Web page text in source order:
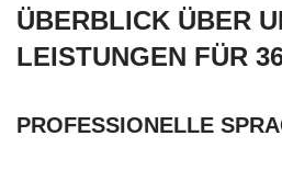
ÜBERBLICK ÜBER
LEISTUNGEN FÜR
PROFESSIONELLE